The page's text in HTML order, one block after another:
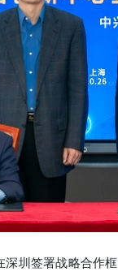
深圳签署战略合作